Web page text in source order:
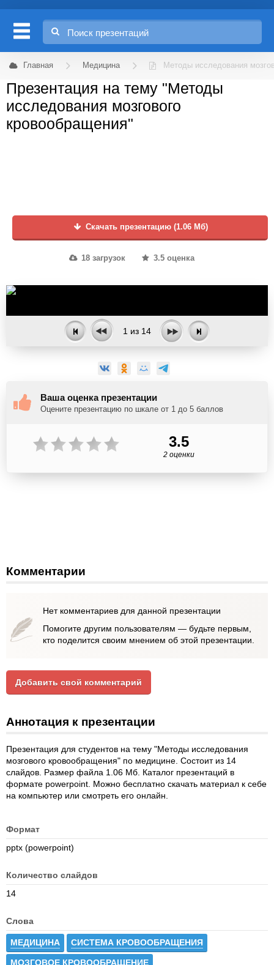
Главная Медицина Методы исследования
Презентация на тему "Методы
исследования мозгового
кровообращения"
Скачать презентацию (1.06 Мб)
18 загрузок 3.5 оценка
1 из 14
Ваша оценка презентации
Оцените презентацию по шкале от 1 до 5 баллов
3.5
2 оценки
Комментарии
Нет комментариев для данной презентации
Помогите другим пользователям — будьте первым,
кто поделится своим мнением об этой презентации.
Добавить свой комментарий
Аннотация к презентации
Презентация для студентов на тему "Методы исследования
мозгового кровообращения" по медицине. Состоит из 14
слайдов. Размер файла 1.06 Мб. Каталог презентаций в
формате powerpoint. Можно бесплатно скачать материал к себе
на компьютер или смотреть его онлайн.
Формат
pptx (powerpoint)
Количество слайдов
14
Слова
МЕДИЦИНА СИСТЕМА КРОВООБРАЩЕНИЯ
МОЗГОВОЕ КРОВООБРАЩЕНИЕ